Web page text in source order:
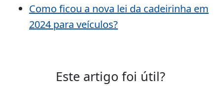
Como ficou a nova lei da cadeirinha em
2024 para veículos?
Este artigo foi útil?